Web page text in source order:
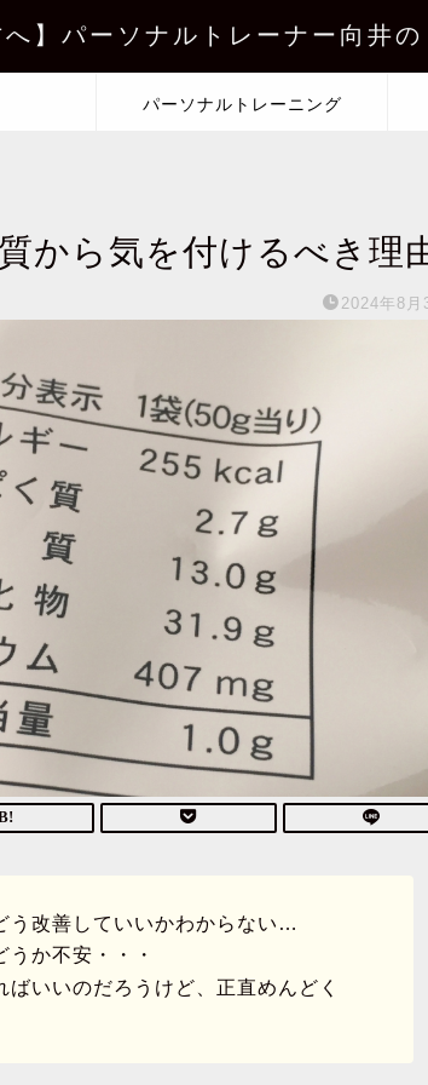
へ】パーソナルトレーナー向井
パーソナルトレーニング
から気を付けるべき理
2024年8月
う改善していいかわからない…
か不安・・・
いいのだろうけど、正直めんどく